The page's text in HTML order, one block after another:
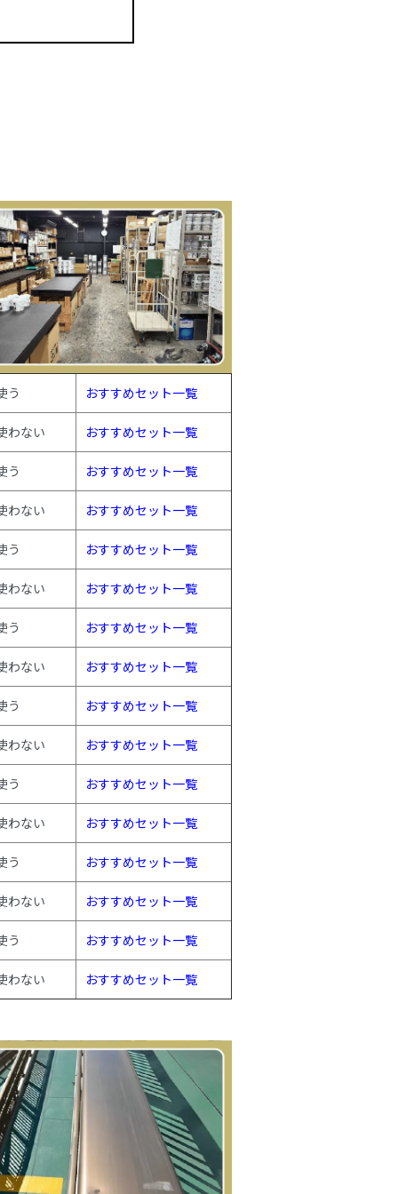
う おすすめセット一覧
わない おすすめセット一覧
う おすすめセット一覧
わない おすすめセット一覧
う おすすめセット一覧
わない おすすめセット一覧
う おすすめセット一覧
わない おすすめセット一覧
う おすすめセット一覧
わない おすすめセット一覧
う おすすめセット一覧
わない おすすめセット一覧
う おすすめセット一覧
わない おすすめセット一覧
う おすすめセット一覧
わない おすすめセット一覧